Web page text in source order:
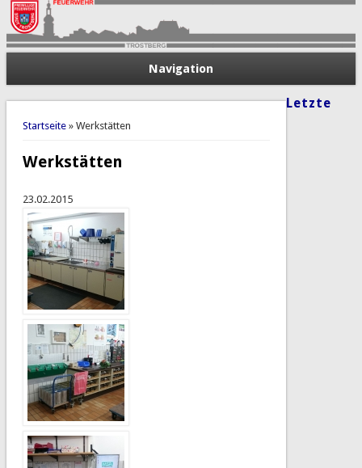
Navigation
Sie sind hier
Startseite» Werkstätten
Werkstätten
23.02.2015
Letzte